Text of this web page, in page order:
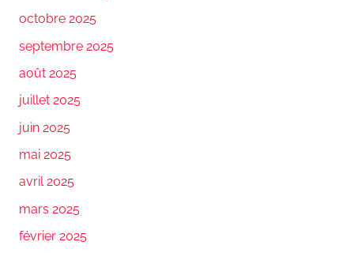
octobre 2025
septembre 2025
août 2025
juillet 2025
juin 2025
mai 2025
avril 2025
mars 2025
février 2025